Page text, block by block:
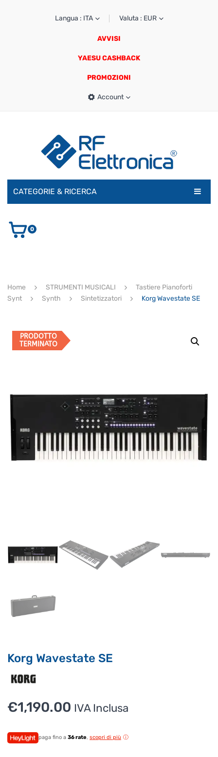
Langua : ITA Valuta : EUR
AVVISI
YAESU CASHBACK
PROMOZIONI
Account
CATEGORIE & RICERCA
AUDIO E VIDEO
ULTIMI ARRIVI
0
Home STRUMENTI MUSICALI
Tastiere Pianoforti
Synt
Synth Sintetizzatori Korg Wavestate SE
PRODOTTO
TERMINATO
Korg Wavestate SE
€1,190.00 IVA Inclusa
paga fino a 36 rate, scopri di più
Supporto clienti RF Assist
prodotti.
Per ottenere dettagli su un determinato prodotto
assicurati di indicarne il nome completo